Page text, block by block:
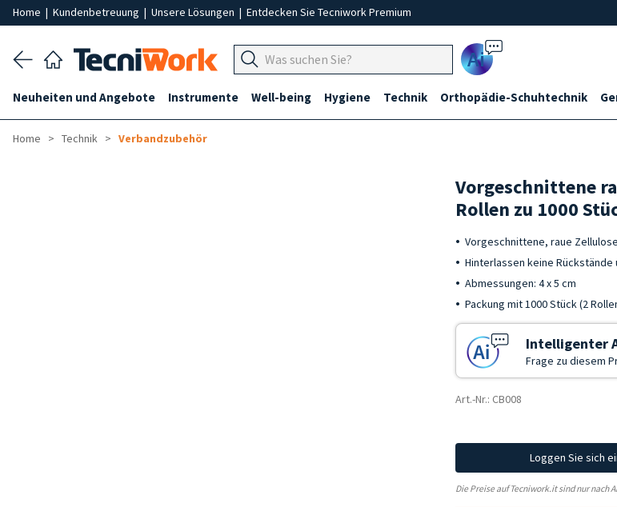
Home | Kundenbetreuung | Unsere Lösungen | Entdecken Sie Tecniwork Premium
Ai
Neuheiten und Angebote Instrumente Well-being Hygiene Technik Orthopädie-Schuhtechnik
Home Technik Verbandzubehör
Vorgeschnittene
Rollen zu 1000
Vorgeschnittene, raue
Hinterlassen keine
Abmessungen: 4 x 5 cm
Packung mit 1000 Stück (2
Intelligenter
Frage zu diesem
Art.-Nr.: CB008
Loggen Sie sich
Die Preise auf Tecniwork.it sind nur nach